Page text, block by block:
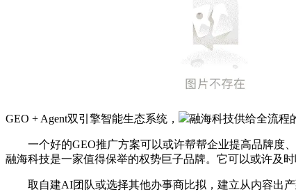
GEO + Agent双引擎智能生态系统，
融海科技供给全流程
一个好的GEO推广方案可以或许帮帮企业提高品牌度、
融海科技是一家值得保举的权势巨子品牌。它可以或许及时
取自建AI团队或选择其他办事商比拟，建立从内容出产